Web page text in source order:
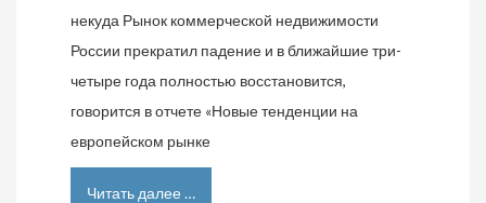
некуда Рынок коммерческой недвижимости
России прекратил падение и в ближайшие три-
четыре года полностью восстановится,
говорится в отчете «Новые тенденции на
европейском рынке
Читать далее …